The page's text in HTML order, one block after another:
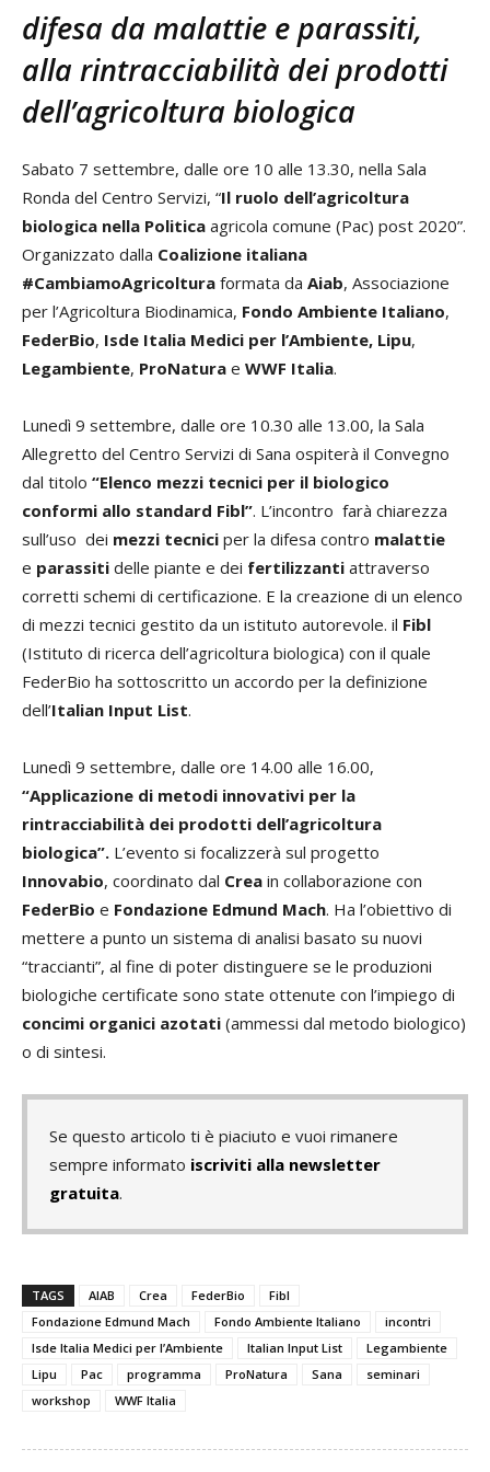
difesa da malattie e parassiti,
alla rintracciabilità dei prodotti
dell’agricoltura biologica
Sabato 7 settembre, dalle ore 10 alle 13.30, nella Sala
Ronda del Centro Servizi, “Il ruolo dell’agricoltura
biologica nella Politica agricola comune (Pac) post 2020”.
Organizzato dalla Coalizione italiana
#CambiamoAgricoltura formata da Aiab, Associazione
per l’Agricoltura Biodinamica, Fondo Ambiente Italiano,
FederBio, Isde Italia Medici per l’Ambiente, Lipu,
Legambiente, ProNatura e WWF Italia.
Lunedì 9 settembre, dalle ore 10.30 alle 13.00, la Sala
Allegretto del Centro Servizi di Sana ospiterà il Convegno
dal titolo “Elenco mezzi tecnici per il biologico
conformi allo standard Fibl”. L’incontro farà chiarezza
sull’uso dei mezzi tecnici per la difesa contro malattie
e parassiti delle piante e dei fertilizzanti attraverso
corretti schemi di certificazione. E la creazione di un elenco
di mezzi tecnici gestito da un istituto autorevole. il Fibl
(Istituto di ricerca dell’agricoltura biologica) con il quale
FederBio ha sottoscritto un accordo per la definizione
dell’Italian Input List.
Lunedì 9 settembre, dalle ore 14.00 alle 16.00,
“Applicazione di metodi innovativi per la
rintracciabilità dei prodotti dell’agricoltura
biologica”. L’evento si focalizzerà sul progetto
Innovabio, coordinato dal Crea in collaborazione con
FederBio e Fondazione Edmund Mach. Ha l’obiettivo di
mettere a punto un sistema di analisi basato su nuovi
“traccianti”, al fine di poter distinguere se le produzioni
biologiche certificate sono state ottenute con l’impiego di
concimi organici azotati (ammessi dal metodo biologico)
o di sintesi.
Se questo articolo ti è piaciuto e vuoi rimanere
sempre informato iscriviti alla newsletter
gratuita.
TAGS AIAB Crea FederBio
Fibl
Fondazione Edmund Mach
Fondo Ambiente Italiano
incontri
Isde Italia Medici per l’Ambiente
Italian Input List
Legambiente
Lipu
Pac programma ProNatura Sana
seminari
workshop
WWF Italia